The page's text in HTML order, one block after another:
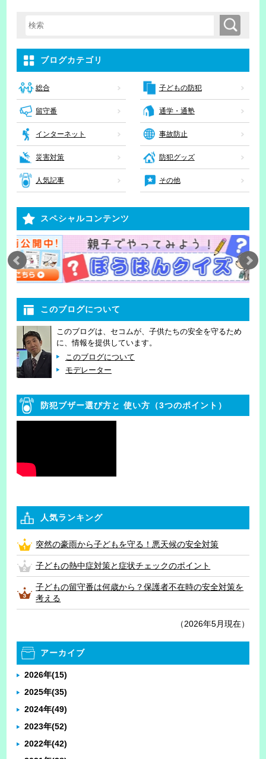
検索キーワード入力 検索
ブログカテゴリ
総合 子どもの防犯
留守番 通学・通塾
インターネット 事故防止
災害対策 防犯グッズ
人気記事 その他
スペシャルコンテンツ
このブログについて
このブログは、セコムが、子供たちの安全を守るため
に、情報を提供しています。
このブログについて
モデレーター
防犯ブザー選び方と 使い方（3つのポイント）
人気ランキング
突然の豪雨から子どもを守る！悪天候の安全対策
子どもの熱中症対策と症状チェックのポイント
子どもの留守番は何歳から？保護者不在時の安全対策を
考える
（2026年5月現在）
アーカイブ
2026年(15)
2025年(35)
2024年(49)
2023年(52)
2022年(42)